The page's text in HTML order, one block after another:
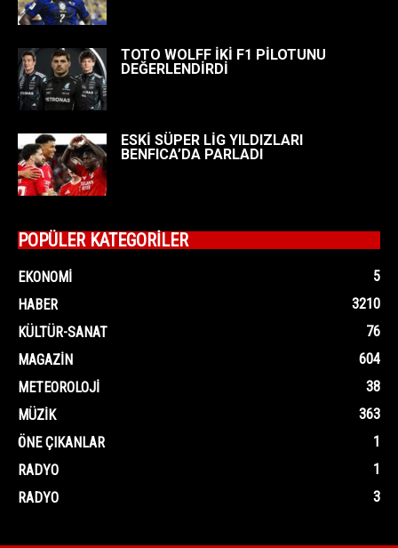
TOTO WOLFF İKİ F1 PİLOTUNU
DEĞERLENDİRDİ
ESKİ SÜPER LİG YILDIZLARI
BENFICA’DA PARLADI
POPÜLER KATEGORİLER
EKONOMI
5
HABER
3210
KÜLTÜR-SANAT
76
MAGAZIN
604
METEOROLOJI
38
MÜZIK
363
ÖNE ÇIKANLAR
1
RADYO
1
RADYO
3